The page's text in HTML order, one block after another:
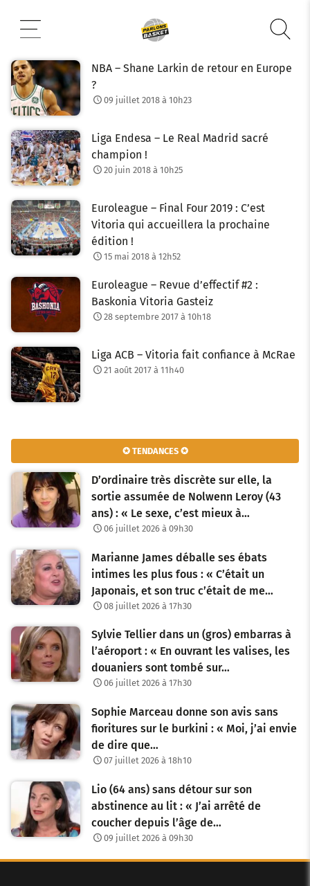
contenu
NBA – Shane Larkin de retour en Europe
?
09 juillet 2018 à 10h23
Liga Endesa – Le Real Madrid sacré
champion !
20 juin 2018 à 10h25
Euroleague – Final Four 2019 : C’est
Vitoria qui accueillera la prochaine
édition !
15 mai 2018 à 12h52
Euroleague – Revue d’effectif #2 :
Baskonia Vitoria Gasteiz
28 septembre 2017 à 10h18
Liga ACB – Vitoria fait confiance à McRae
21 août 2017 à 11h40
✪ TENDANCES ✪
D’ordinaire très discrète sur elle, la
sortie assumée de Nolwenn Leroy (43
ans) : « Le sexe, c’est mieux à…
06 juillet 2026 à 09h30
Marianne James déballe ses ébats
intimes les plus fous : « C’était un
Japonais, et son truc c’était de me…
08 juillet 2026 à 17h30
Sylvie Tellier dans un (gros) embarras à
l’aéroport : « En ouvrant les valises, les
douaniers sont tombé sur…
06 juillet 2026 à 17h30
Sophie Marceau donne son avis sans
fioritures sur le burkini : « Moi, j’ai envie
de dire que…
07 juillet 2026 à 18h10
Lio (64 ans) sans détour sur son
abstinence au lit : « J’ai arrêté de
coucher depuis l’âge de…
09 juillet 2026 à 09h30